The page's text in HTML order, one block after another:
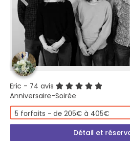
Eric - 74 avis
Anniversaire-Soirée
5 forfaits - de 205€ à 405€
Détail et